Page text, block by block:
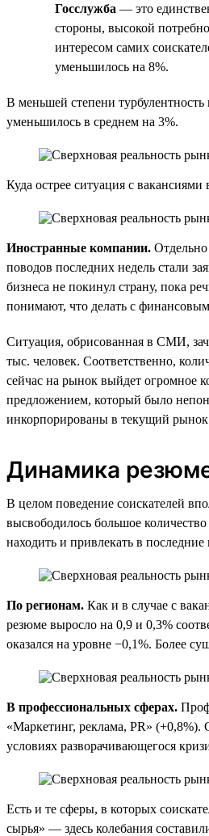
Госслужба — это
стороны, высокой
интересом самих
уменьшилось на 8%.
В меньшей степени
уменьшилось в среднем на 3%.
Куда острее ситуация с
Иностранные компании.
поводов последних недель стали
бизнеса не покинул страну, пока
понимают, что делать с
Ситуация, обрисованная в СМИ,
тыс. человек. Соответственно,
сейчас на рынок выйдет огромное
предложением, который было
инкорпорированы в текущий рынок
Динамика
В целом поведение соискателей
высвободилось большое
находить и привлекать в последние
По регионам. Как и в случае с
резюме выросло на 0,9 и 0,3%
оказался на уровне −0,1%. Более
В профессиональных сферах.
«Маркетинг, реклама, PR» (+0,8%).
условиях разворачивающегося
Есть и те сферы, в которых
сырья» — здесь колебания